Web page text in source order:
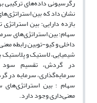
رگرسیونی داده‌های
نشان داد که بین
بازده دارایی؛ بین
سهام؛ بین استراتژی‌های
داخلی و کیو-توبین رابطه
شیمیایی، لاستیک و
در گردش، تقسیم سود
سرمایه‌گذاری، سرمایه در
سهام ؛ بین
معنی‌داری وجود دارد.